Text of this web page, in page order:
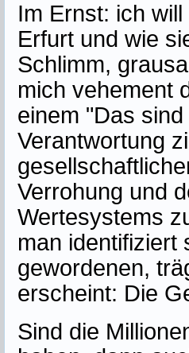
Im Ernst: ich
Erfurt und wie
Schlimm,
mich vehement
einem "Das
Verantwortung
Verrohung und
Wertesystems
man identifiziert
gewordenen,
erscheint: Die
Sind die